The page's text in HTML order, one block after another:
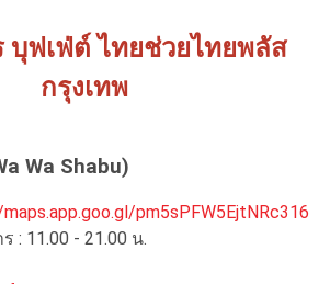
บุฟเฟ่ต์ ไทยช่วยไทยพลัส
กรุงเทพ
Wa Shabu)
pm5sPFW5EjtNRc316
: 11.00 - 21.00 น.